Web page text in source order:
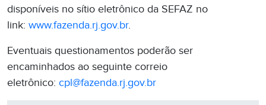
disponíveis no sítio eletrônico da SEFAZ no
link: www.fazenda.rj.gov.br.
Eventuais questionamentos poderão ser
encaminhados ao seguinte correio
eletrônico: cpl@fazenda.rj.gov.br